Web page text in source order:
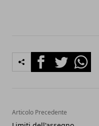
FacebookTwitter
Articolo Precedente